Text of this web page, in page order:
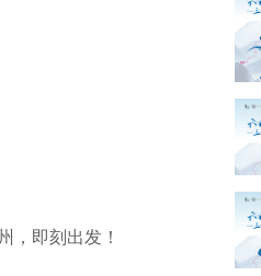
，即刻出发！